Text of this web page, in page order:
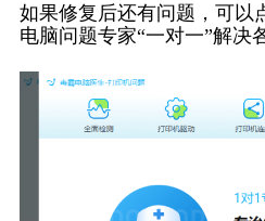
如果修复后还有问题，可以
电脑问题专家“一对一”解决